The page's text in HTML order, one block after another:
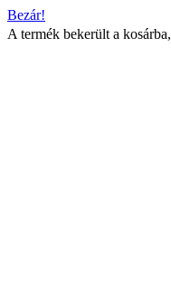
Bezár!
A termék bekerült a